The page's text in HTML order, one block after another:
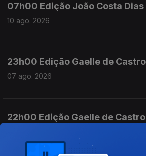
07h00 Edição João Costa Dias
10 ago. 2026
23h00 Edição Gaelle de Castro
07 ago. 2026
22h00 Edição Gaelle de Castro